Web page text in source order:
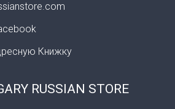
Книжку
RUSSIAN STORE